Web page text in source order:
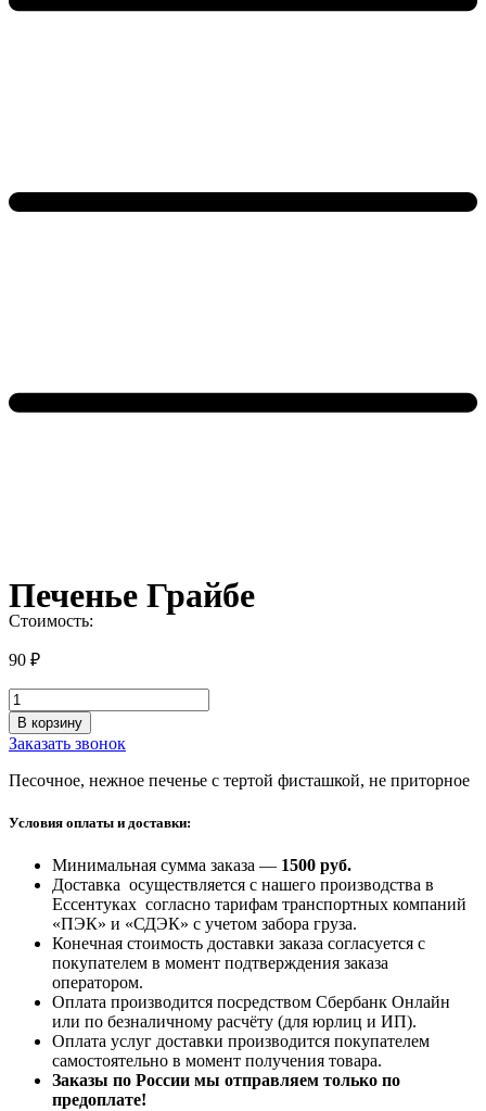
Печенье Грайбе
Стоимость:
90 ₽
Количество
товара
Печенье
Грайбе
В корзину
Заказать звонок
Песочное, нежное печенье с тертой фисташкой, не приторное
Условия оплаты и доставки:
Минимальная сумма заказа — 1500 руб.
Доставка осуществляется с нашего производства в
Ессентуках согласно тарифам транспортных компаний
«ПЭК» и «СДЭК» с учетом забора груза.
Конечная стоимость доставки заказа согласуется с
покупателем в момент подтверждения заказа
оператором.
Оплата производится посредством Сбербанк Онлайн
или по безналичному расчёту (для юрлиц и ИП).
Оплата услуг доставки производится покупателем
самостоятельно в момент получения товара.
Заказы по России мы отправляем только по
предоплате!